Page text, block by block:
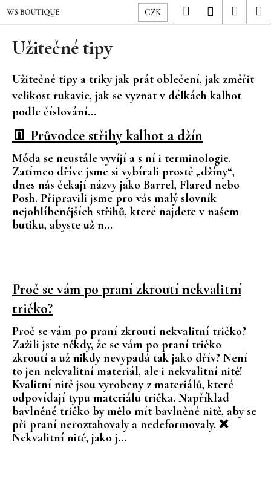
Přejít
na
obsah
CZK Hledat Přihlášení
Užitečné tipy
Užitečné tipy a triky jak prát oblečení, jak změřit
velikost rukavic, jak se vyznat v délkách kalhot
podle číslování...
V
p
i
s
č
l
ů
👖 Průvodce střihy kalhot a džín
Móda se neustále vyvíjí a s ní i terminologie.
Zatímco dříve jsme si vybírali prostě „džíny“,
dnes nás čekají názvy jako Barrel, Flared nebo
Posh. Připravili jsme pro vás malý slovník
nejoblíbenějších střihů, které najdete v našem
butiku, abyste už n...
Proč se vám po praní zkroutí nekvalitní
tričko?
Proč se vám po praní zkroutí nekvalitní tričko?
Zažili jste někdy, že se vám po praní tričko
zkroutí a už nikdy nevypadá tak jako dřív? Není
to jen nekvalitní materiál, ale i nekvalitní nitě!
Kvalitní nitě jsou vyrobeny z materiálů, které
odpovídají typu materiálu trička. Například
bavlněné tričko by mělo mít bavlněné nitě, aby se
při praní neroztahovaly a nedeformovaly. ❌
Nekvalitní nitě, jako j...
K
o
o
p
o
t
ř
e
b
u
j
e
a
j
í
t
?
HLEDAT